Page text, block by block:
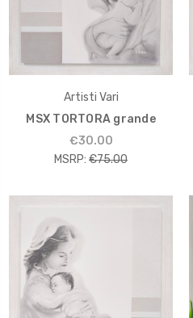
Artisti Vari
MSX TORTORA grande
€30.00
MSRP: €75.00